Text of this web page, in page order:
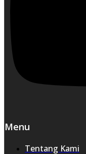
Menu
Tentang Kami